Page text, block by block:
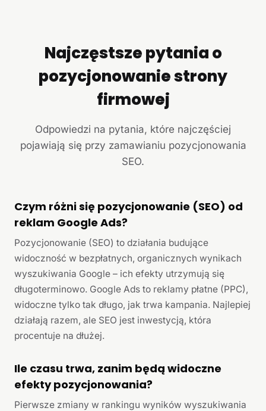
Najczęstsze pytania o
pozycjonowanie strony
firmowej
Odpowiedzi na pytania, które najczęściej
pojawiają się przy zamawianiu pozycjonowania
SEO.
Czym różni się pozycjonowanie (SEO) od
reklam Google Ads?
Pozycjonowanie (SEO) to działania budujące
widoczność w bezpłatnych, organicznych wynikach
wyszukiwania Google – ich efekty utrzymują się
długoterminowo. Google Ads to reklamy płatne (PPC),
widoczne tylko tak długo, jak trwa kampania. Najlepiej
działają razem, ale SEO jest inwestycją, która
procentuje na dłużej.
Ile czasu trwa, zanim będą widoczne
efekty pozycjonowania?
Pierwsze zmiany w rankingu wyników wyszukiwania